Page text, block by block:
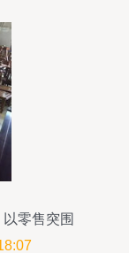
零售突围